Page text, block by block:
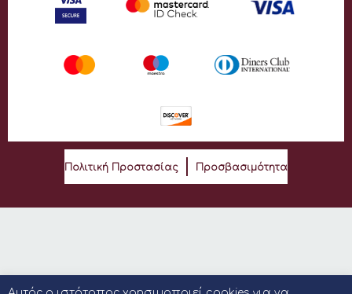
Πολιτική Προστασίας Προσβασιμότητα